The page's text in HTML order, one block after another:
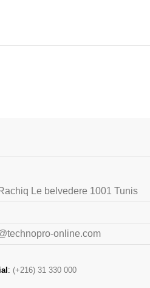
Le belvedere 1001 Tunis
online.com
: (+216) 31 330 000